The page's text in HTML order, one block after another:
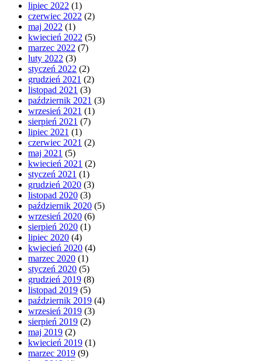
lipiec 2022 (1)
czerwiec 2022 (2)
maj 2022 (1)
kwiecień 2022 (5)
marzec 2022 (7)
luty 2022 (3)
styczeń 2022 (2)
grudzień 2021 (2)
listopad 2021 (3)
październik 2021 (3)
wrzesień 2021 (1)
sierpień 2021 (7)
lipiec 2021 (1)
czerwiec 2021 (2)
maj 2021 (5)
kwiecień 2021 (2)
styczeń 2021 (1)
grudzień 2020 (3)
listopad 2020 (3)
październik 2020 (5)
wrzesień 2020 (6)
sierpień 2020 (1)
lipiec 2020 (4)
kwiecień 2020 (4)
marzec 2020 (1)
styczeń 2020 (5)
grudzień 2019 (8)
listopad 2019 (5)
październik 2019 (4)
wrzesień 2019 (3)
sierpień 2019 (2)
maj 2019 (2)
kwiecień 2019 (1)
marzec 2019 (9)